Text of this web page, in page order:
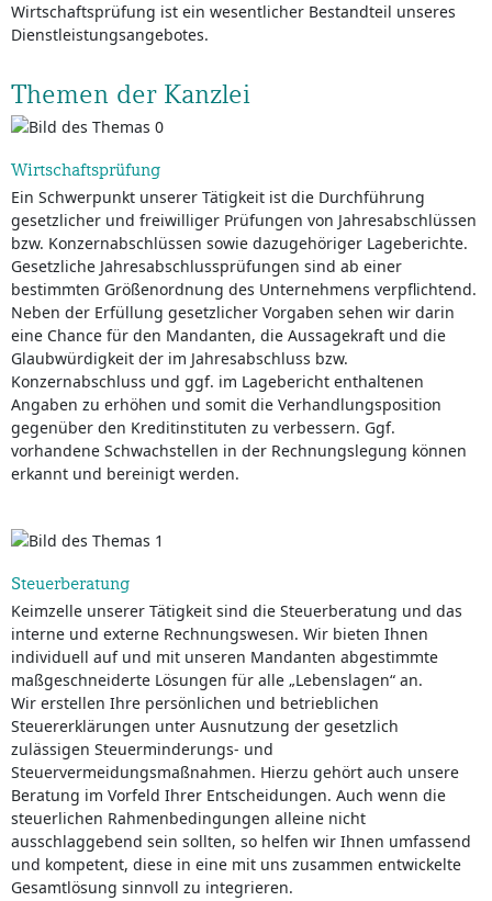
Wirtschaftsprüfung ist ein wesentlicher Bestandteil unseres
Dienstleistungsangebotes.
Themen der Kanzlei
Wirtschaftsprüfung
Ein Schwerpunkt unserer Tätigkeit ist die Durchführung
gesetzlicher und freiwilliger Prüfungen von Jahresabschlüssen
bzw. Konzernabschlüssen sowie dazugehöriger Lageberichte.
Gesetzliche Jahresabschlussprüfungen sind ab einer
bestimmten Größenordnung des Unternehmens verpflichtend.
Neben der Erfüllung gesetzlicher Vorgaben sehen wir darin
eine Chance für den Mandanten, die Aussagekraft und die
Glaubwürdigkeit der im Jahresabschluss bzw.
Konzernabschluss und ggf. im Lagebericht enthaltenen
Angaben zu erhöhen und somit die Verhandlungsposition
gegenüber den Kreditinstituten zu verbessern. Ggf.
vorhandene Schwachstellen in der Rechnungslegung können
erkannt und bereinigt werden.
Steuerberatung
Keimzelle unserer Tätigkeit sind die Steuerberatung und das
interne und externe Rechnungswesen. Wir bieten Ihnen
individuell auf und mit unseren Mandanten abgestimmte
maßgeschneiderte Lösungen für alle „Lebenslagen“ an.
Wir erstellen Ihre persönlichen und betrieblichen
Steuererklärungen unter Ausnutzung der gesetzlich
zulässigen Steuerminderungs- und
Steuervermeidungsmaßnahmen. Hierzu gehört auch unsere
Beratung im Vorfeld Ihrer Entscheidungen. Auch wenn die
steuerlichen Rahmenbedingungen alleine nicht
ausschlaggebend sein sollten, so helfen wir Ihnen umfassend
und kompetent, diese in eine mit uns zusammen entwickelte
Gesamtlösung sinnvoll zu integrieren.